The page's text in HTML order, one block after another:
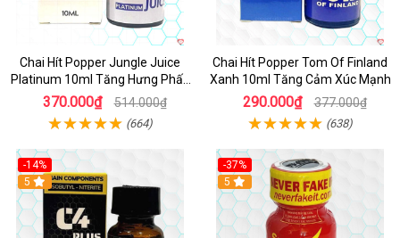
Chai Hít Popper Jungle Juice
Platinum 10ml Tăng Hưng Phấn
Mạnh
370.000₫ 514.000₫
(664)
Chai Hít Popper Tom Of Finland
Xanh 10ml Tăng Cảm Xúc Mạnh
290.000₫ 377.000₫
(638)
-14%
5
-37%
5